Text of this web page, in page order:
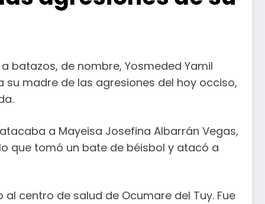
batazos, de nombre, Yosmeded Yamil
madre de las agresiones del hoy occiso,
a Mayeisa Josefina Albarrán Vegas,
que tomó un bate de béisbol y atacó a
centro de salud de Ocumare del Tuy. Fue